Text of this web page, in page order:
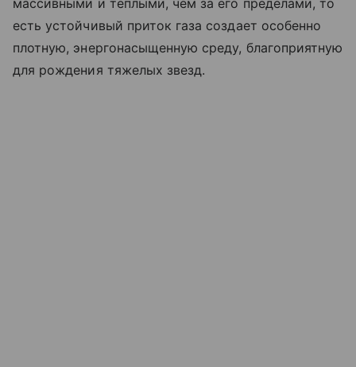
есть устойчивый приток газа создает особенно
плотную, энергонасыщенную среду, благоприятную
для рождения тяжелых звезд.